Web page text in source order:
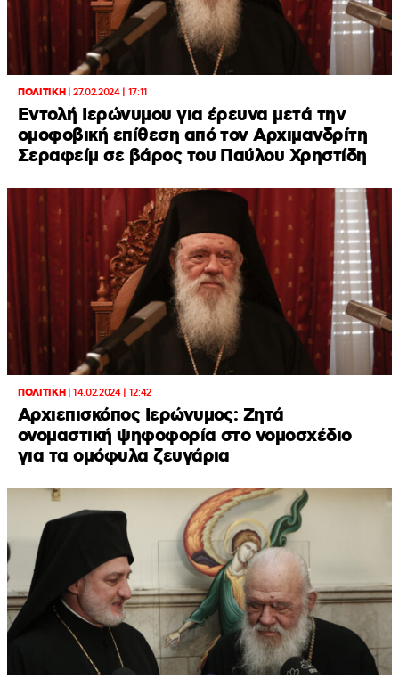
ΠΟΛΙΤΙΚΗ|27.02.2024 | 17:11
Εντολή Ιερώνυμου για έρευνα μετά την
ομοφοβική επίθεση από τον Αρχιμανδρίτη
Σεραφείμ σε βάρος του Παύλου Χρηστίδη
ΠΟΛΙΤΙΚΗ|14.02.2024 | 12:42
Αρχιεπισκόπος Ιερώνυμος: Ζητά
ονομαστική ψηφοφορία στο νομοσχέδιο
για τα ομόφυλα ζευγάρια